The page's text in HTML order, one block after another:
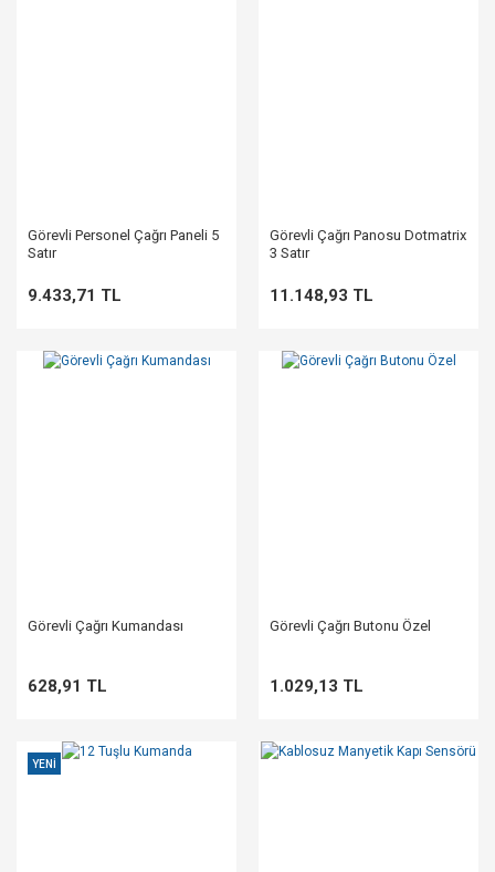
Görevli Personel Çağrı Paneli 5
Satır
9.433,71 TL
Görevli Çağrı Panosu Dotmatrix
3 Satır
11.148,93 TL
Görevli Çağrı Kumandası
628,91 TL
Görevli Çağrı Butonu Özel
1.029,13 TL
YENİ